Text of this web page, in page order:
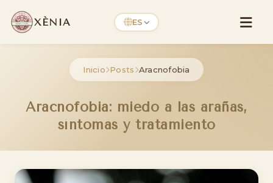
XÈNIA ES
Inicio Posts Aracnofobia
Aracnofobia: miedo a las arañas,
síntomas y tratamiento